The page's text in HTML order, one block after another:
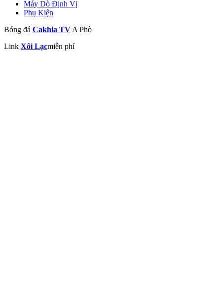
Máy Dò Định Vị
Phụ Kiện
Bóng đá Cakhia TV A Phò
Link Xôi Lạcmiễn phí